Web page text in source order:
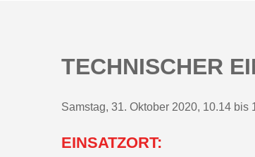
TECHNISCHER
Samstag, 31. Oktober 2020, 10.14 bis
EINSATZORT: